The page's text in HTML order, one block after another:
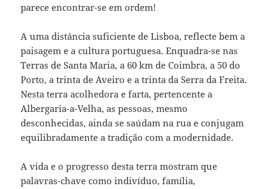
parece encontrar-se em ordem!
A uma distância suficiente de Lisboa, reflecte bem a
paisagem e a cultura portuguesa. Enquadra-se nas
Terras de Santa Maria, a 60 km de Coimbra, a 50 do
Porto, a trinta de Aveiro e a trinta da Serra da Freita.
Nesta terra acolhedora e farta, pertencente a
Albergaria-a-Velha, as pessoas, mesmo
desconhecidas, ainda se saúdam na rua e conjugam
equilibradamente a tradição com a modernidade.
A vida e o progresso desta terra mostram que
palavras-chave como indivíduo, família,